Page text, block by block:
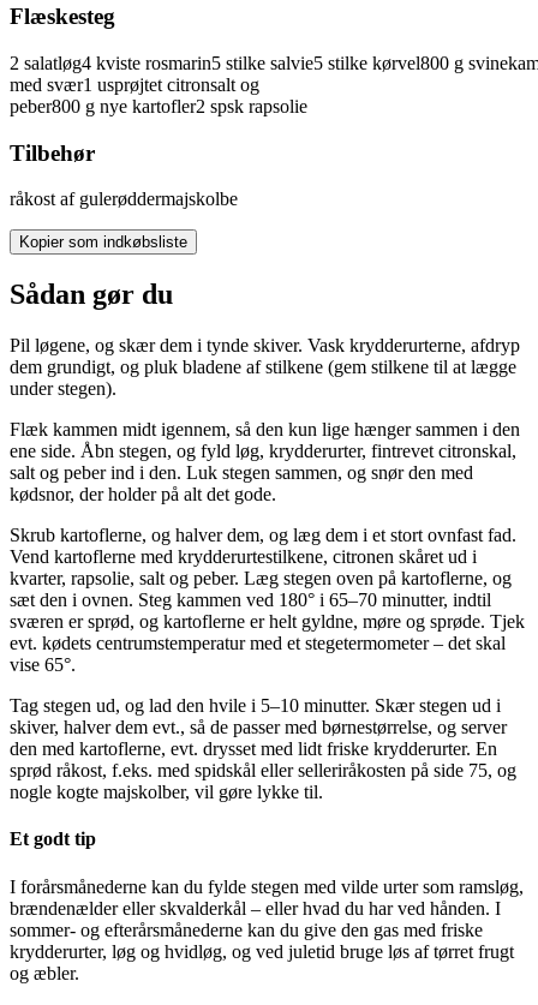
Flæskesteg
2 salatløg4 kviste rosmarin5 stilke salvie5 stilke kørvel800 g
med svær1 usprøjtet citronsalt og
peber800 g nye kartofler2 spsk rapsolie
Tilbehør
råkost af gulerøddermajskolbe
Kopier som indkøbsliste
Sådan gør du
Pil løgene, og skær dem i tynde skiver. Vask krydderurterne, afdryp
dem grundigt, og pluk bladene af stilkene (gem stilkene til at lægge
under stegen).
Flæk kammen midt igennem, så den kun lige hænger sammen i den
ene side. Åbn stegen, og fyld løg, krydderurter, fintrevet citronskal,
salt og peber ind i den. Luk stegen sammen, og snør den med
kødsnor, der holder på alt det gode.
Skrub kartoflerne, og halver dem, og læg dem i et stort ovnfast fad.
Vend kartoflerne med krydderurtestilkene, citronen skåret ud i
kvarter, rapsolie, salt og peber. Læg stegen oven på kartoflerne, og
sæt den i ovnen. Steg kammen ved 180° i 65–70 minutter, indtil
sværen er sprød, og kartoflerne er helt gyldne, møre og sprøde. Tjek
evt. kødets centrumstemperatur med et stegetermometer – det skal
vise 65°.
Tag stegen ud, og lad den hvile i 5–10 minutter. Skær stegen ud i
skiver, halver dem evt., så de passer med børnestørrelse, og server
den med kartoflerne, evt. drysset med lidt friske krydderurter. En
sprød råkost, f.eks. med spidskål eller selleriråkosten på side 75, og
nogle kogte majskolber, vil gøre lykke til.
Et godt tip
I forårsmånederne kan du fylde stegen med vilde urter som ramsløg,
brændenælder eller skvalderkål – eller hvad du har ved hånden. I
sommer- og efterårsmånederne kan du give den gas med friske
krydderurter, løg og hvidløg, og ved juletid bruge løs af tørret frugt
og æbler.